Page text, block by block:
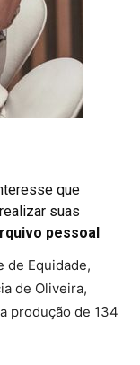
que
suas
pessoal
de Equidade,
de Oliveira,
produção de 134